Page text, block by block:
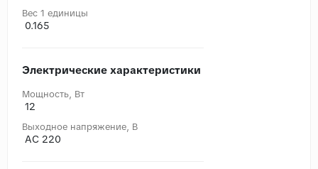
Вес 1 единицы
0.165
Электрические характеристики
Мощность, Вт
12
Выходное напряжение, В
AC 220